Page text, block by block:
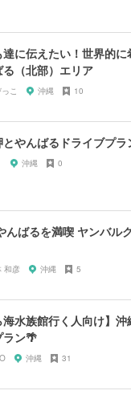
に伝えたい！世界的
（北部）エリア
こ 沖縄 10
やんばるドライブプラ
沖縄 0
んばるを満喫 ヤンバル
和彦 沖縄 5
海水族館行く人向け】
ン🌴
沖縄 31